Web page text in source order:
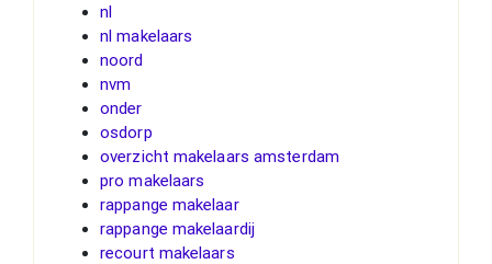
nl
nl makelaars
noord
nvm
onder
osdorp
overzicht makelaars amsterdam
pro makelaars
rappange makelaar
rappange makelaardij
recourt makelaars